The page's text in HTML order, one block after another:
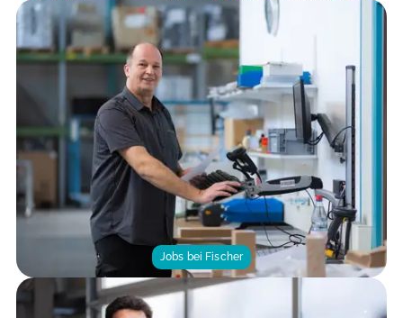
Jobs bei Fischer